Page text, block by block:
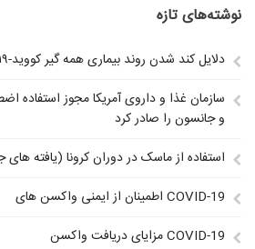
نوشته‌های تازه
دلایل کند شدن روند بیماری همه گیر کووید-۱۹
سازمان غذا و داروی آمریکا مجوز استفاده
و جانسون را صادر کرد
استفاده از ماسک در دوران کرونا (یافته
اطمینان از ایمنی واکسن های COVID-19
مزایای دریافت واکسن COVID-19